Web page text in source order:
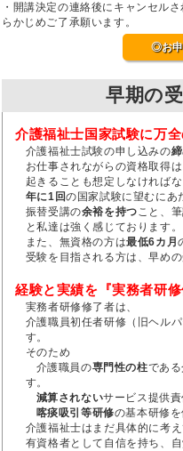
・開講決定の連絡後にキャンセル
らかじめご了承願います。
◎お申
早期の
介護福祉士国家試験に万
介護福祉士試験の申し込みの
お仕事されながらの資格取得
起きることも想定しなければな
年に1回の国家試験に望むにあ
振替受講の余裕を持つこと、
と私達は強く感じております。
また、無資格の方は最低6カ月
受験を目指される方は、早め
経験と実績を『実務者研
実務者研修修了者は、
介護職員初任者研修（旧ヘル
す。
そのため
介護職員の専門性の柱であ
す。
減算されないサービス提供責
喀痰吸引等研修の基本研修を
介護福祉士はまだ具体的に考
有資格者として自信を持ち、